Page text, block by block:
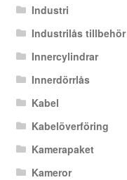
Industri
Industrilås tillbehör
Innercylindrar
Innerdörrlås
Kabel
Kabelöverföring
Kamerapaket
Kameror